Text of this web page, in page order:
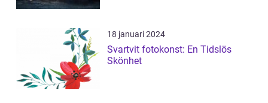
18 januari 2024
Svartvit fotokonst: En Tidslös
Skönhet